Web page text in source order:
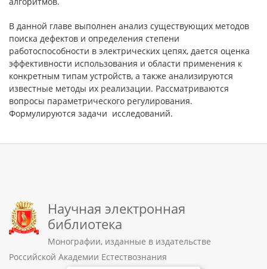
В данной главе выполнен анализ существующих методов
поиска дефектов и определения степени
работоспособности в электрических цепях, дается оценка
эффективности использования и области применения к
конкретным типам устройств, а также анализируются
известные методы их реализации. Рассматриваются
вопросы параметрического регулирования.
Формулируются задачи исследований.
Научная электронная
библиотека
Монографии, изданные в издательстве
Российской Академии Естествознания